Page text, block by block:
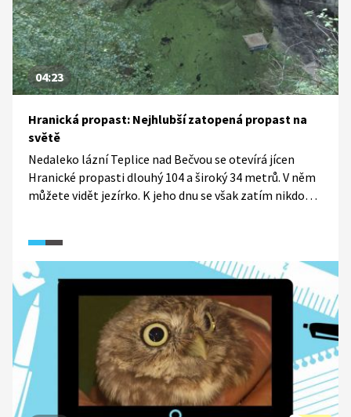
04:23
Hranická propast: Nejhlubší zatopená propast na
světě
Nedaleko lázní Teplice nad Bečvou se otevírá jícen
Hranické propasti dlouhý 104 a široký 34 metrů. V něm
můžete vidět jezírko. K jeho dnu se však zatím nikdo
odborníci dostali do 520 metrů, což stačilo k tomu, aby
propast byla zapsána jako nejhlubší zatopená propast
na planetě.